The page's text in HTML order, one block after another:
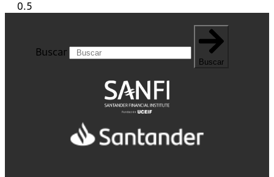
Buscar
Buscar